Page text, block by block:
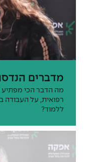
מדברים הנדסה
מה הדבר הכי מפתיע
רפואית, על העבודה
ללמוד?